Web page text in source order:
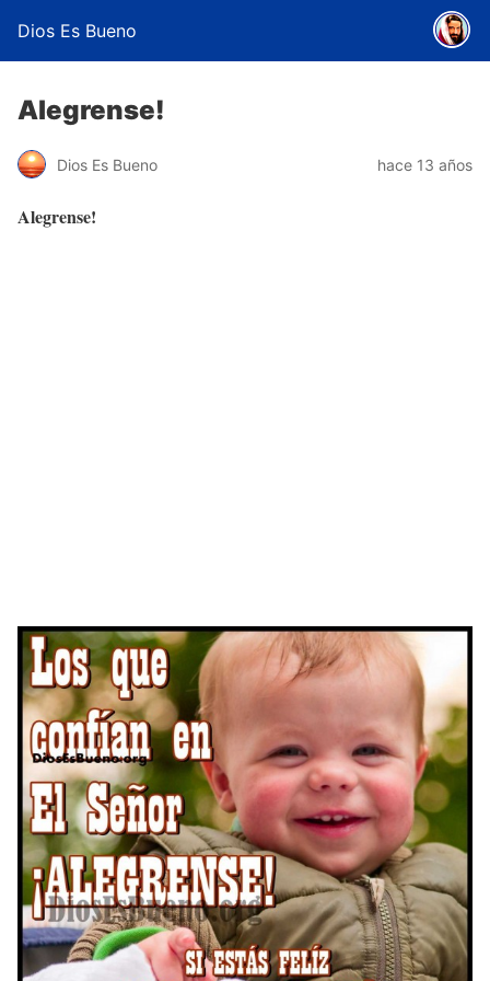
Dios Es Bueno
Alegrense!
Dios Es Bueno hace 13 años
Alegrense!